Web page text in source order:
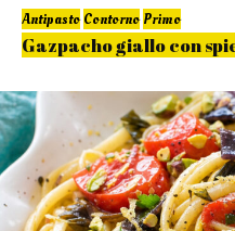
Antipasto Contorno Primo
Gazpacho giallo con